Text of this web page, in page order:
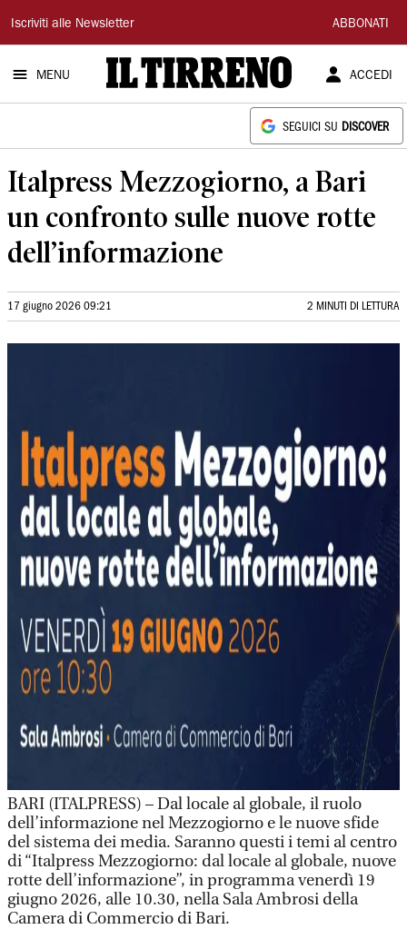
Il
Tirreno
Iscriviti alle Newsletter ABBONATI
MENU ACCEDI
SEGUICI SU DISCOVER
Italpress Mezzogiorno, a Bari
un confronto sulle nuove rotte
dell’informazione
17 giugno 2026 09:21 2 MINUTI DI LETTURA
BARI (ITALPRESS) – Dal locale al globale, il ruolo
dell’informazione nel Mezzogiorno e le nuove sfide
del sistema dei media. Saranno questi i temi al centro
di “Italpress Mezzogiorno: dal locale al globale, nuove
rotte dell’informazione”, in programma venerdì 19
giugno 2026, alle 10.30, nella Sala Ambrosi della
Camera di Commercio di Bari.